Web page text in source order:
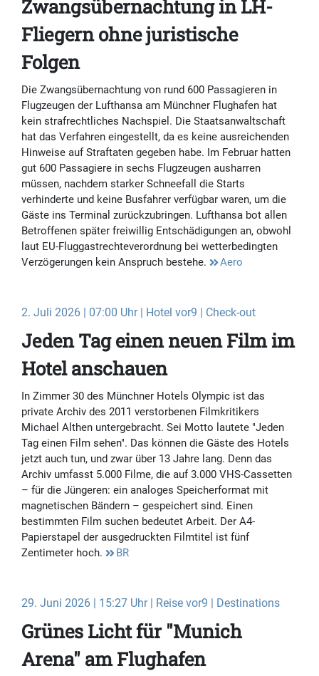
Zwangsübernachtung in LH-
Fliegern ohne juristische
Folgen
Die Zwangsübernachtung von rund 600 Passagieren in
Flugzeugen der Lufthansa am Münchner Flughafen hat
kein strafrechtliches Nachspiel. Die Staatsanwaltschaft
hat das Verfahren eingestellt, da es keine ausreichenden
Hinweise auf Straftaten gegeben habe. Im Februar hatten
gut 600 Passagiere in sechs Flugzeugen ausharren
müssen, nachdem starker Schneefall die Starts
verhinderte und keine Busfahrer verfügbar waren, um die
Gäste ins Terminal zurückzubringen. Lufthansa bot allen
Betroffenen später freiwillig Entschädigungen an, obwohl
laut EU-Fluggastrechteverordnung bei wetterbedingten
Verzögerungen kein Anspruch bestehe.
Aero
2. Juli 2026 | 07:00 Uhr | Hotel vor9 | Check-out
Jeden Tag einen neuen Film im
Hotel anschauen
In Zimmer 30 des Münchner Hotels Olympic ist das
private Archiv des 2011 verstorbenen Filmkritikers
Michael Althen untergebracht. Sei Motto lautete "Jeden
Tag einen Film sehen". Das können die Gäste des Hotels
jetzt auch tun, und zwar über 13 Jahre lang. Denn das
Archiv umfasst 5.000 Filme, die auf 3.000 VHS-Cassetten
– für die Jüngeren: ein analoges Speicherformat mit
magnetischen Bändern – gespeichert sind. Einen
bestimmten Film suchen bedeutet Arbeit. Der A4-
Papierstapel der ausgedruckten Filmtitel ist fünf
Zentimeter hoch.
BR
29. Juni 2026 | 15:27 Uhr | Reise vor9 | Destinations
Grünes Licht für "Munich
Arena" am Flughafen